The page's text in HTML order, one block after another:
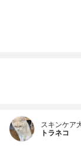
スキンケア
トラネコ